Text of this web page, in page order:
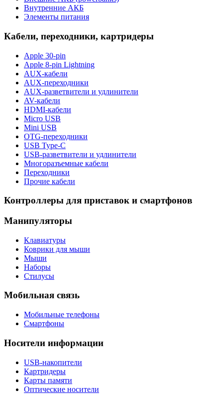
Внутренние АКБ
Элементы питания
Кабели, переходники, картридеры
Apple 30-pin
Apple 8-pin Lightning
AUX-кабели
AUX-переходники
AUX-разветвители и удлинители
AV-кабели
HDMI-кабели
Micro USB
Mini USB
OTG-переходники
USB Type-C
USB-разветвители и удлинители
Многоразъемные кабели
Переходники
Прочие кабели
Контроллеры для приставок и смартфонов
Манипуляторы
Клавиатуры
Коврики для мыши
Мыши
Наборы
Стилусы
Мобильная связь
Мобильные телефоны
Смартфоны
Носители информации
USB-накопители
Картридеры
Карты памяти
Оптические носители